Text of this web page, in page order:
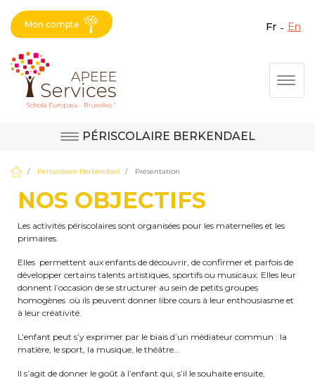
Aller
Fermer X
Question, avis,
demande, suggestion :
contactez le bon
service !
Activités périscolaires Berkendael
+32 (0)472 07 35 25
periscolaire.berkendael@apeee-bxl1-
services.be
BE91 3631 6790 0976
Mon compte fr en
PÉRISCOLAIRE BERKENDAEL
Périscolaire Berkendael Présentation
NOS OBJECTIFS
Les activités périscolaires sont organisées pour les maternelles et les
primaires.
Elles permettent aux enfants de découvrir, de confirmer et parfois de
développer certains talents artistiques, sportifs ou musicaux. Elles leur
donnent l’occasion de se structurer au sein de petits groupes
homogènes où ils peuvent donner libre cours à leur enthousiasme et
à leur créativité.
L’enfant peut s’y exprimer par le biais d’un médiateur commun : la
matière, le sport, la musique, le théâtre…
Il s’agit de donner le goût à l’enfant qui, s’il le souhaite ensuite,